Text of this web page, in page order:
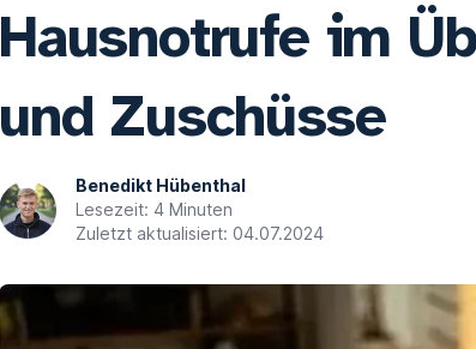
Hausnotrufe im
und Zuschüsse
Benedikt Hübenthal
Lesezeit: 4 Minuten
Zuletzt aktualisiert: 04.07.2024